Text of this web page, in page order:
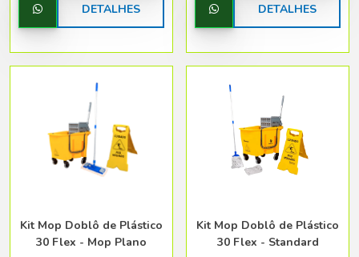
DETALHES DETALHES
Kit Mop Doblô de Plástico
30 Flex - Mop Plano
Kit Mop Doblô de Plástico
30 Flex - Standard